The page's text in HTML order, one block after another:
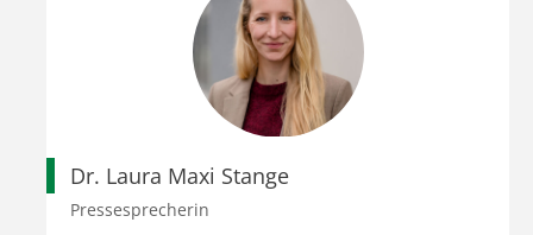
Dr. Laura Maxi Stange
Pressesprecherin